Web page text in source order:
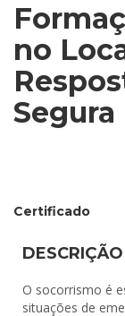
no
Segura
Certificado
DESCRIÇÃO
O socorrismo é
situações de